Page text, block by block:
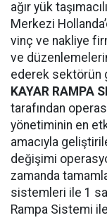
ağır yük
Merkezi
vinç ve nakliye
ve
ederek sektörün
KAYAR RAMPA
tarafından
yönetiminin en
amacıyla
değişimi
zamanda
sistemleri ile 1
Rampa Sistemi